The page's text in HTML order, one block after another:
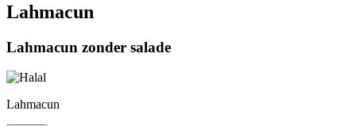
Lahmacun
Lahmacun zonder salade
Lahmacun